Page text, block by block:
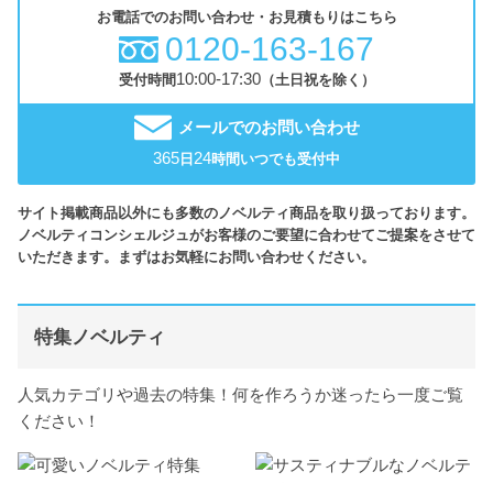
お電話でのお問い合わせ・お見積もりはこちら
0120-163-167
受付時間10:00-17:30（土日祝を除く）
メールでのお問い合わせ
365日24時間いつでも受付中
サイト掲載商品以外にも多数のノベルティ商品を取り扱っております。
ノベルティコンシェルジュがお客様のご要望に合わせてご提案をさせて
いただきます。まずはお気軽にお問い合わせください。
特集ノベルティ
人気カテゴリや過去の特集！何を作ろうか迷ったら一度ご覧
ください！